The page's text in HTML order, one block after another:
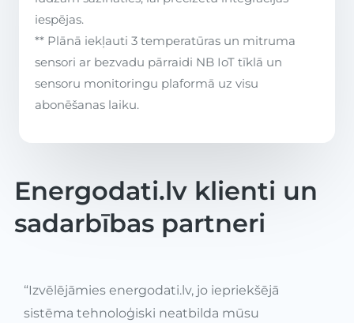
iespējas.
** Plānā iekļauti 3 temperatūras un mitruma
sensori ar bezvadu pārraidi NB IoT tīklā un
sensoru monitoringu plaformā uz visu
abonēšanas laiku.
Energodati.lv klienti un
sadarbības partneri
“Izvēlējāmies energodati.lv, jo iepriekšējā
sistēma tehnoloģiski neatbilda mūsu